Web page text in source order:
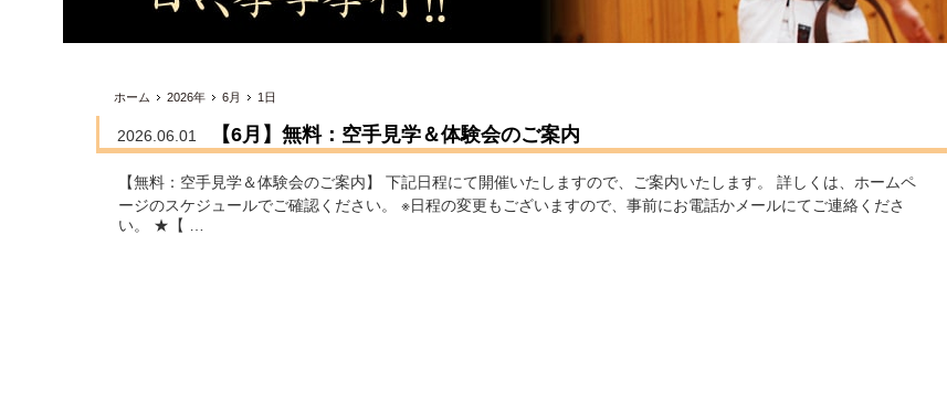
ホーム 2026年 6月 1日
2026.06.01 【6月】無料：空手見学＆体験会のご案内
【無料：空手見学＆体験会のご案内】 下記日程にて開催いたしますので、ご案内いたします。 詳しくは、ホームペ
ージのスケジュールでご確認ください。 ※日程の変更もございますので、事前にお電話かメールにてご連絡くださ
い。 ★【 …